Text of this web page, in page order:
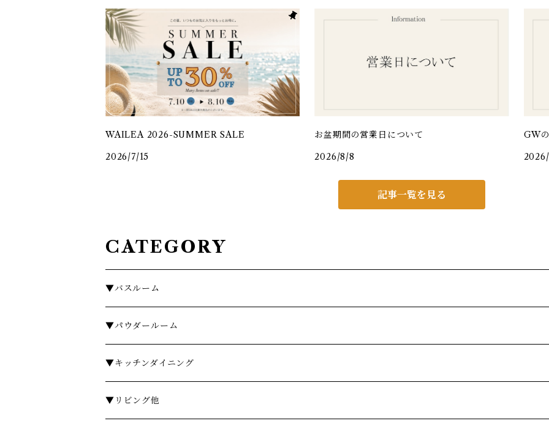
WAILEA 2026-SUMMER SALE
2026/7/15
お盆期間の営業日について
2026/8/8
GW
記事一覧を見る
CATEGORY
▼バスルーム
タオル
バスローブ
石鹸・ボディソープ
▼パウダールーム
石鹸・ハンドウォッシュ
ディスペンサー・ソープディッシュ
▼キッチンダイニング
お皿・プレート
▼リビング他